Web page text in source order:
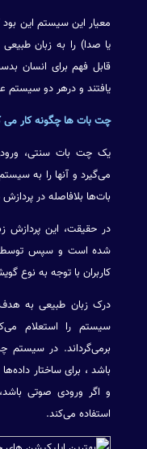
معیار این سیستم این بود
یا صدا) را به زبان
قابل فهم برای انسان
یافتند و درهر دو سیستم
چت بات ها چگونه کار می
یک چت بات سنتی،
می‌گیرد و آنها را به
بات‌ها بلافاصله در
در حقیقت، این پردازش
شده است و سپس توسط
کاربران با توجه به نوع
درک زبان طبیعی به
سیستم را استعلام
برمی‌گرداند. در سیستم
استفاده می‌کند.